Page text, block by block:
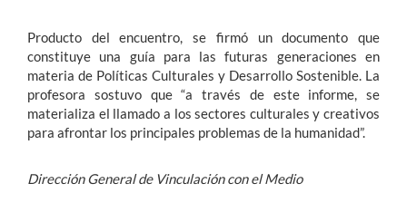
Producto del encuentro, se firmó un documento que
constituye una guía para las futuras generaciones en
materia de Políticas Culturales y Desarrollo Sostenible. La
profesora sostuvo que “a través de este informe, se
materializa el llamado a los sectores culturales y creativos
para afrontar los principales problemas de la humanidad”.
Dirección General de Vinculación con el Medio